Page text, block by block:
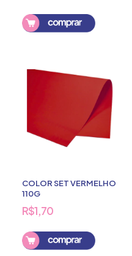
COLOR SET VERMELHO
110G
R$1,70